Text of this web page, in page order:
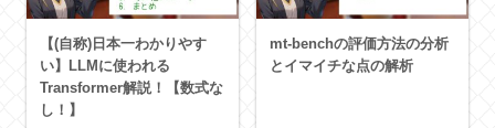
【(自称)日本一わかりやす
い】LLMに使われる
Transformer解説！【数式な
し！】
mt-benchの評価方法の分析
とイマイチな点の解析